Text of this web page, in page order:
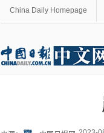
China Daily Homepage